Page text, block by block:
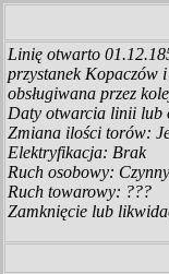
Linię otwarto
przystanek Kopaczów
obsługiwana przez
Daty otwarcia linii lub
Zmiana ilości torów:
Elektryfikacja: Brak
Ruch osobowy: Czynny
Ruch towarowy: ???
Zamknięcie lub